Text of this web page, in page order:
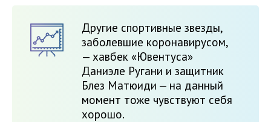
Другие спортивные звезды,
заболевшие коронавирусом,
— хавбек «Ювентуса»
Даниэле Ругани и защитник
Блез Матюиди — на данный
момент тоже чувствуют себя
хорошо.